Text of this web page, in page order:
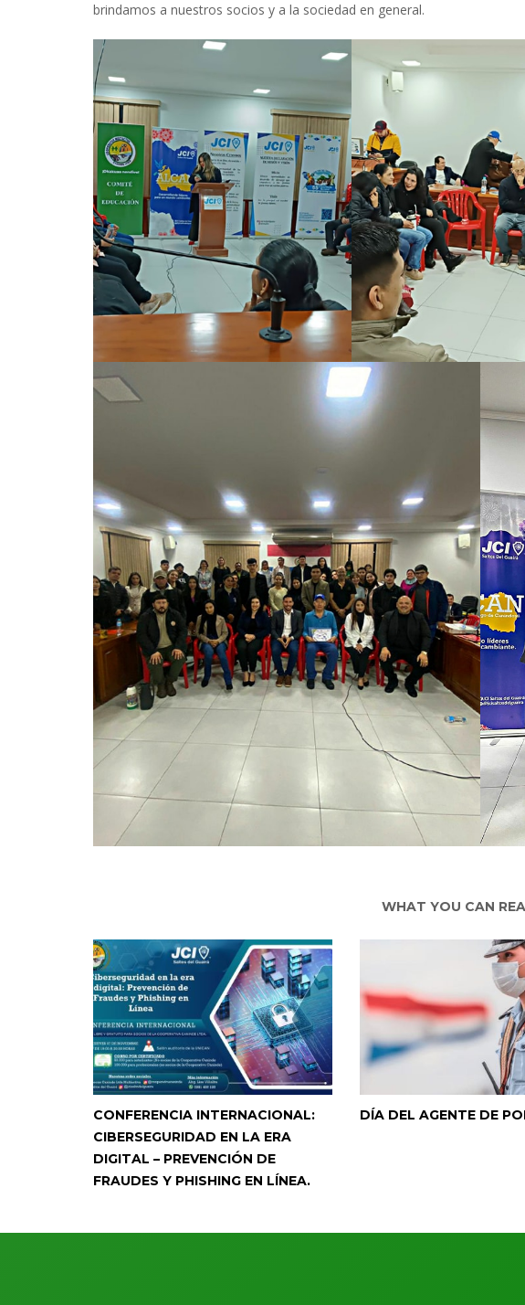
brindamos a nuestros socios y a la sociedad en general.
WHAT YOU CAN
CONFERENCIA INTERNACIONAL:
CIBERSEGURIDAD EN LA ERA
DIGITAL – PREVENCIÓN DE
FRAUDES Y PHISHING EN LÍNEA.
DÍA DEL AGENTE DE